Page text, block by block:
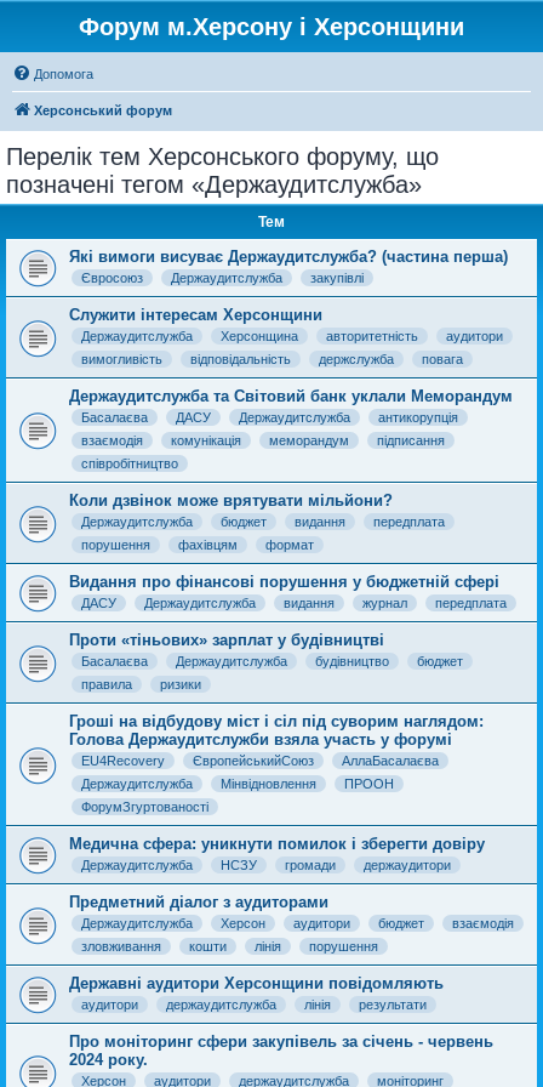
Форум м.Херсону і Херсонщини
Допомога
Херсонський форум
Перелік тем Херсонського форуму, що
позначені тегом «Держаудитслужба»
Тем
Які вимоги висуває Держаудитслужба? (частина перша)
Євросоюз Держаудитслужба закупівлі
Служити інтересам Херсонщини
Держаудитслужба Херсонщина авторитетність
аудитори
вимогливість
відповідальність держслужба повага
Держаудитслужба та Світовий банк уклали Меморандум
Басалаєва ДАСУ Держаудитслужба
антикорупція
взаємодія
комунікація меморандум
підписання
співробітництво
Коли дзвінок може врятувати мільйони?
Держаудитслужба бюджет видання
передплата
порушення
фахівцям формат
Видання про фінансові порушення у бюджетній сфері
ДАСУ Держаудитслужба видання журнал передплата
Проти «тіньових» зарплат у будівництві
Басалаєва Держаудитслужба будівництво
бюджет
правила
ризики
Гроші на відбудову міст і сіл під суворим наглядом:
Голова Держаудитслужби взяла участь у форумі
EU4Recovery ЄвропейськийСоюз
АллаБасалаєва
Держаудитслужба
Мінвідновлення
ПРООН
ФорумЗгуртованості
Медична сфера: уникнути помилок і зберегти довіру
Держаудитслужба НСЗУ громади держаудитори
Предметний діалог з аудиторами
Держаудитслужба Херсон аудитори бюджет
взаємодія
зловживання
кошти лінія порушення
Державні аудитори Херсонщини повідомляють
аудитори держаудитслужба лінія результати
Про моніторинг сфери закупівель за січень - червень
2024 року.
Херсон аудитори держаудитслужба моніторинг